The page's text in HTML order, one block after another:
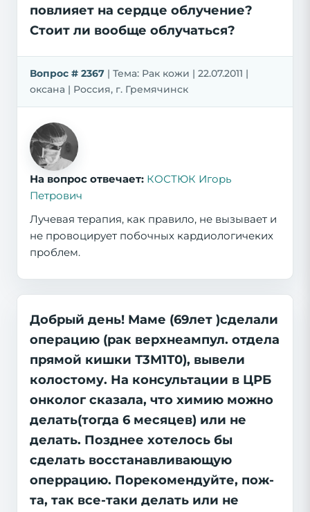
повлияет на сердце облучение?
Стоит ли вообще облучаться?
Вопрос # 2367 | Тема: Рак кожи | 22.07.2011 |
оксана | Россия, г. Гремячинск
На вопрос отвечает: КОСТЮК Игорь
Петрович
Лучевая терапия, как правило, не вызывает и
не провоцирует побочных кардиологичеких
проблем.
Добрый день! Маме (69лет )сделали
операцию (рак верхнеампул. отдела
прямой кишки Т3М1Т0), вывели
колостому. На консультации в ЦРБ
онколог сказала, что химию можно
делать(тогда 6 месяцев) или не
делать. Позднее хотелось бы
сделать восстанавливающую
оперрацию. Порекомендуйте, пож-
та, так все-таки делать или не